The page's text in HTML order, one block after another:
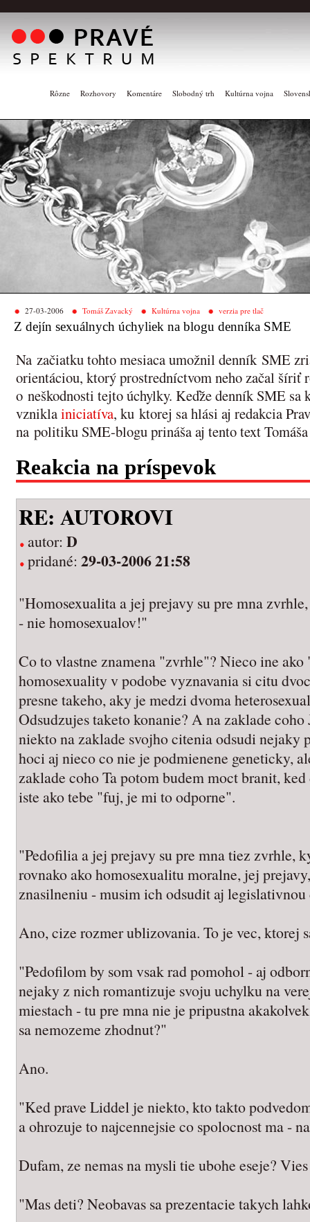
Rôzne Rozhovory Komentáre Slobodný trh Kultúrna vojna
27-03-2006 Tomáš Zavacký Kultúrna vojna verzia pre tlač
Z dejín sexuálnych úchyliek na blogu denníka SME
Na začiatku tohto mesiaca umožnil denník SME
orientáciou, ktorý prostredníctvom neho začal šíriť
o neškodnosti tejto úchylky. Keďže denník SME
vzniklainiciatíva, ku ktorej sa hlási aj redakcia
na politiku SME-blogu prináša aj tento text
Reakcia na príspevok
RE: AUTOROVI
autor: D
pridané: 29-03-2006 21:58
"Homosexualita a jej prejavy su pre mna
- nie homosexualov!"
Co to vlastne znamena "zvrhle"? Nieco ine
homosexuality v podobe vyznavania si citu
presne takeho, aky je medzi dvoma
Odsudzujes taketo konanie? A na zaklade
niekto na zaklade svojho citenia odsudi
hoci aj nieco co nie je podmienene geneticky,
zaklade coho Ta potom budem moct branit,
iste ako tebe "fuj, je mi to odporne".
"Pedofilia a jej prejavy su pre mna tiez zvrhle,
rovnako ako homosexualitu moralne, jej
znasilneniu - musim ich odsudit aj legislativnou
Ano, cize rozmer ublizovania. To je vec, ktorej
"Pedofilom by som vsak rad pomohol - aj
nejaky z nich romantizuje svoju uchylku na
miestach - tu pre mna nie je pripustna
sa nemozeme zhodnut?"
Ano.
"Ked prave Liddel je niekto, kto takto
a ohrozuje to najcennejsie co spolocnost ma -
Dufam, ze nemas na mysli tie ubohe eseje?
"Mas deti? Neobavas sa prezentacie takych